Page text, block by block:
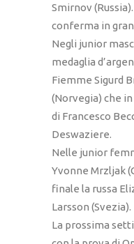
Smirnov
conferma in
Negli junior
medaglia
Fiemme Sigurd
(Norvegia) che
di Francesco
Deswaziere.
Nelle junior
Yvonne Mrzljak
finale la russa
Larsson (Svezia).
La prossima